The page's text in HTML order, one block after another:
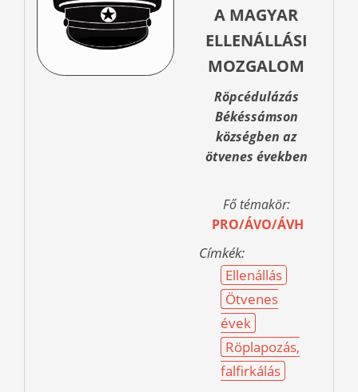
A MAGYAR
ELLENÁLLÁSI
MOZGALOM
Röpcédulázás
Békéssámson
községben az
ötvenes években
Fő témakör:
PRO/ÁVO/ÁVH
Címkék:
Ellenállás
Ötvenes
évek
Röplapozás,
falfirkálás